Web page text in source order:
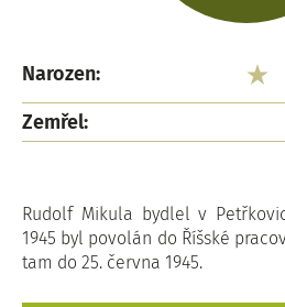
Narozen:
Zemřel:
Rudolf Mikula bydlel v
1945 byl povolán do Říšské
tam do 25. června 1945.